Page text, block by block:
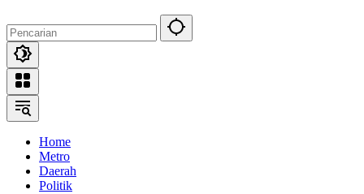
Home
Metro
Daerah
Politik